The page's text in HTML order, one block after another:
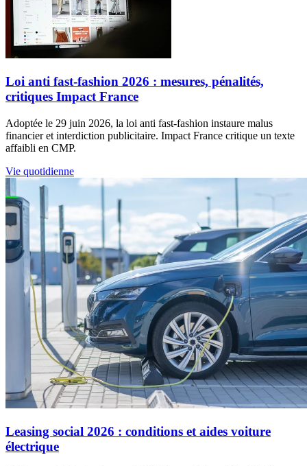
Loi anti fast-fashion 2026 : mesures, pénalités,
critiques Impact France
Adoptée le 29 juin 2026, la loi anti fast-fashion instaure malus
financier et interdiction publicitaire. Impact France critique un texte
affaibli en CMP.
Vie quotidienne
Leasing social 2026 : conditions et aides voiture
électrique